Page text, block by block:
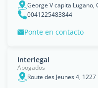
George V capitalLugano,
0041225483844
Ponte en contacto
Interlegal
Abogados
Route des Jeunes 4, 1227